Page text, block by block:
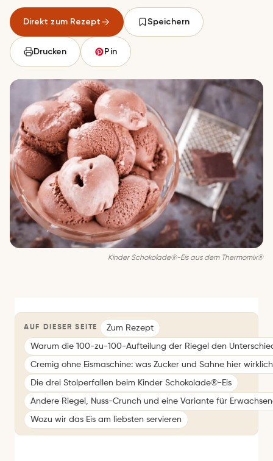
Direkt zum Rezept Speichern
Drucken Pin
Kinder Schokolade®-Eis aus dem Thermomix®
AUF DIESER SEITE Zum Rezept
Warum die 100-zu-100-Aufteilung der Riegel den
Cremig ohne Eismaschine: was Zucker und Sahne hier
Die drei Stolperfallen beim Kinder Schokolade®-Eis
Andere Riegel, Nuss-Crunch und eine Variante für
Wozu wir das Eis am liebsten servieren